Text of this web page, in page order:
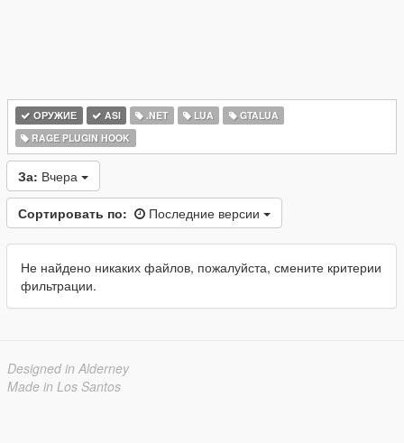
ОРУЖИЕ ASI .NET LUA
GTALUA
RAGE PLUGIN HOOK
За: Вчера
Сортировать по: Последние версии
Не найдено никаких файлов, пожалуйста, смените критерии
фильтрации.
Designed in Alderney
Made in Los Santos